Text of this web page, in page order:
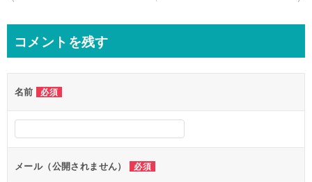
ビ
ー
シ
ョ
ン
コメントを残す
名前 必須
メール（公開されません） 必須